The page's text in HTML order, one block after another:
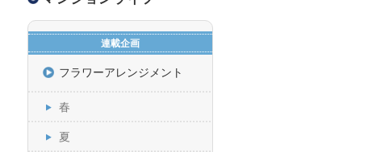
連載企画
フラワーアレンジメント
春
夏